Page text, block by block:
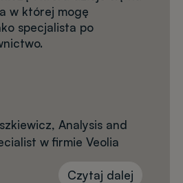
w której mogę
specjalista po
Analysis and
w firmie Veolia
Czytaj dalej